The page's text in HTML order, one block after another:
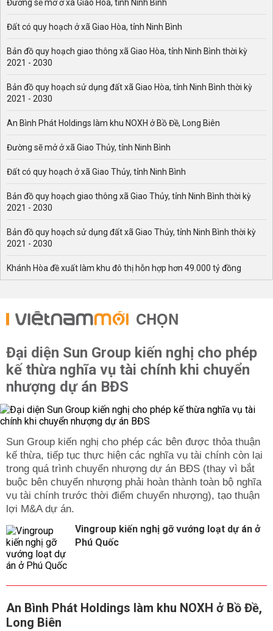
Đường sẽ mở ở xã Giao Hòa, tỉnh Ninh Bình
Đất có quy hoạch ở xã Giao Hòa, tỉnh Ninh Bình
Bản đồ quy hoạch giao thông xã Giao Hòa, tỉnh Ninh Bình thời kỳ
2021 - 2030
Bản đồ quy hoạch sử dụng đất xã Giao Hòa, tỉnh Ninh Bình thời kỳ
2021 - 2030
An Bình Phát Holdings làm khu NOXH ở Bồ Đề, Long Biên
Đường sẽ mở ở xã Giao Thủy, tỉnh Ninh Bình
Đất có quy hoạch ở xã Giao Thủy, tỉnh Ninh Bình
Bản đồ quy hoạch giao thông xã Giao Thủy, tỉnh Ninh Bình thời kỳ
2021 - 2030
Bản đồ quy hoạch sử dụng đất xã Giao Thủy, tỉnh Ninh Bình thời kỳ
2021 - 2030
Khánh Hòa đề xuất làm khu đô thị hỗn hợp hơn 49.000 tỷ đồng
CHỌN
Đại diện Sun Group kiến nghị cho phép
kế thừa nghĩa vụ tài chính khi chuyển
nhượng dự án BĐS
Sun Group kiến nghị cho phép các bên được thỏa thuận
kế thừa, tiếp tục thực hiện các nghĩa vụ tài chính còn lại
trong quá trình chuyển nhượng dự án BĐS (thay vì bắt
buộc bên chuyển nhượng phải hoàn thành toàn bộ nghĩa
vụ tài chính trước thời điểm chuyển nhượng), tạo thuận
lợi M&A dự án.
Vingroup kiến nghị gỡ vướng loạt dự án ở
Phú Quốc
An Bình Phát Holdings làm khu NOXH ở Bồ Đề,
Long Biên